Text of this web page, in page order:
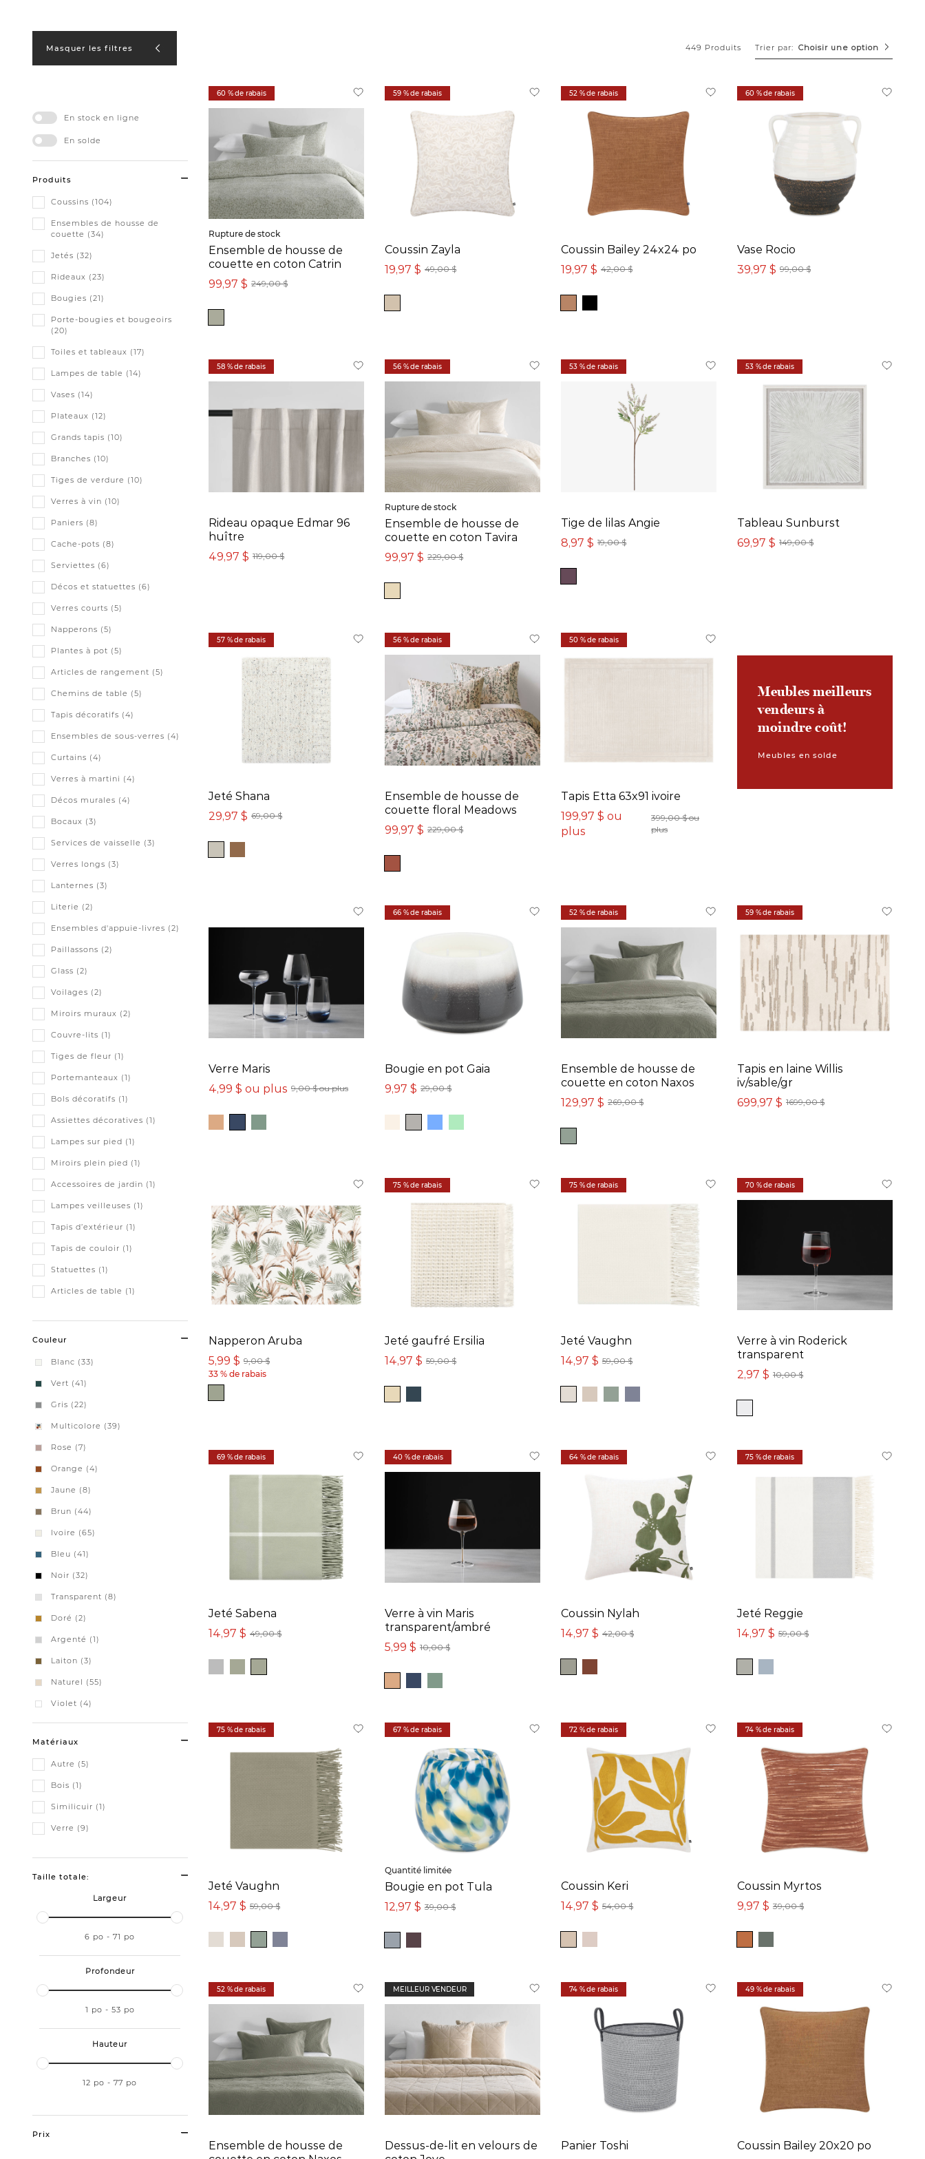
Masquer les filtres 449 Produits Choisir une option
Trier par:
En stock en ligne
En solde
Produits
Coussins (104)
Ensembles de housse de
couette (34)
Jetés (32)
Rideaux (23)
Bougies (21)
Porte-bougies et bougeoirs
(20)
Toiles et tableaux (17)
Lampes de table (14)
Vases (14)
Plateaux (12)
Grands tapis (10)
Branches (10)
Tiges de verdure (10)
Verres à vin (10)
Paniers (8)
Cache-pots (8)
Serviettes (6)
Décos et statuettes (6)
Verres courts (5)
Napperons (5)
Plantes à pot (5)
Articles de rangement (5)
Chemins de table (5)
Tapis décoratifs (4)
Ensembles de sous-verres (4)
Curtains (4)
Verres à martini (4)
Décos murales (4)
Bocaux (3)
Services de vaisselle (3)
Verres longs (3)
Lanternes (3)
Literie (2)
Ensembles d'appuie-livres (2)
Paillassons (2)
Glass (2)
Voilages (2)
Miroirs muraux (2)
Couvre-lits (1)
Tiges de fleur (1)
Portemanteaux (1)
Bols décoratifs (1)
Assiettes décoratives (1)
Lampes sur pied (1)
Miroirs plein pied (1)
Accessoires de jardin (1)
Lampes veilleuses (1)
Tapis d’extérieur (1)
Tapis de couloir (1)
Statuettes (1)
Articles de table (1)
Couleur
Blanc (33)
Vert (41)
Gris (22)
Multicolore (39)
Rose (7)
Orange (4)
Jaune (8)
Brun (44)
Ivoire (65)
Bleu (41)
Noir (32)
Transparent (8)
Doré (2)
Argenté (1)
Laiton (3)
Naturel (55)
Violet (4)
Matériaux
Autre (5)
Bois (1)
Similicuir (1)
Verre (9)
Taille totale:
Largeur
6 po - 71 po
Profondeur
1 po - 53 po
Hauteur
12 po - 77 po
Prix
60 % de rabais
Rupture de stock
Ensemble de housse de
couette en coton Catrin
249,00 $
99,97 $
59 % de rabais
Coussin Zayla
49,00 $
19,97 $
52 % de rabais
Coussin Bailey 24x24 po
42,00 $
19,97 $
60 % de rabais
Vase Rocio
99,00 $
39,97 $
58 % de rabais
Rideau opaque Edmar 96
huître
119,00 $
49,97 $
56 % de rabais
Rupture de stock
Ensemble de housse de
couette en coton Tavira
229,00 $
99,97 $
53 % de rabais
Tige de lilas Angie
19,00 $
8,97 $
53 % de rabais
Tableau Sunburst
149,00 $
69,97 $
57 % de rabais
Jeté Shana
69,00 $
29,97 $
56 % de rabais
Ensemble de housse de
couette floral Meadows
229,00 $
99,97 $
50 % de rabais
Tapis Etta 63x91 ivoire
399,00 $ ou
plus
199,97 $ ou
plus
Meubles meilleurs
vendeurs à
moindre coût!
Meubles en solde
Verre Maris
9,00 $ ou plus
4,99 $ ou plus
66 % de rabais
Bougie en pot Gaia
29,00 $
9,97 $
52 % de rabais
Ensemble de housse de
couette en coton Naxos
269,00 $
129,97 $
59 % de rabais
Tapis en laine Willis
iv/sable/gr
1699,00 $
699,97 $
Napperon Aruba
9,00 $
5,99 $
33 % de rabais
75 % de rabais
Jeté gaufré Ersilia
59,00 $
14,97 $
75 % de rabais
Jeté Vaughn
59,00 $
14,97 $
70 % de rabais
Verre à vin Roderick
transparent
10,00 $
2,97 $
69 % de rabais
Jeté Sabena
49,00 $
14,97 $
40 % de rabais
Verre à vin Maris
transparent/ambré
10,00 $
5,99 $
64 % de rabais
Coussin Nylah
42,00 $
14,97 $
75 % de rabais
Jeté Reggie
59,00 $
14,97 $
75 % de rabais
Jeté Vaughn
59,00 $
14,97 $
67 % de rabais
Quantité limitée
Bougie en pot Tula
39,00 $
12,97 $
72 % de rabais
Coussin Keri
54,00 $
14,97 $
74 % de rabais
Coussin Myrtos
39,00 $
9,97 $
52 % de rabais
Ensemble de housse de
MEILLEUR VENDEUR
Dessus-de-lit en velours de
74 % de rabais
Panier Toshi
49 % de rabais
Coussin Bailey 20x20 po